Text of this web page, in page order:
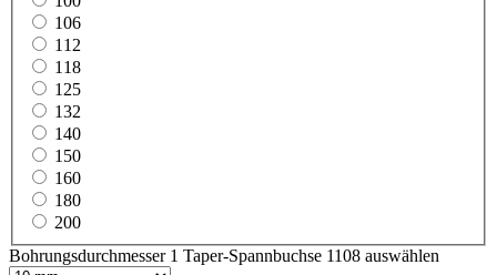
106
112
118
125
132
140
150
160
180
200
Bohrungsdurchmesser 1 Taper-Spannbuchse 1108 auswählen